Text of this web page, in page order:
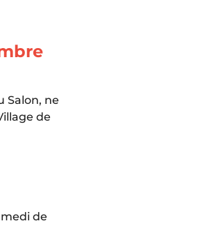
Salon, ne
de
de